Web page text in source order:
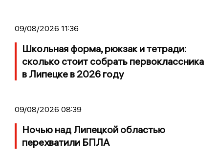
09/08/2026 11:36
Школьная форма, рюкзак и тетради:
сколько стоит собрать первоклассника
в Липецке в 2026 году
09/08/2026 08:39
Ночью над Липецкой областью
перехватили БПЛА